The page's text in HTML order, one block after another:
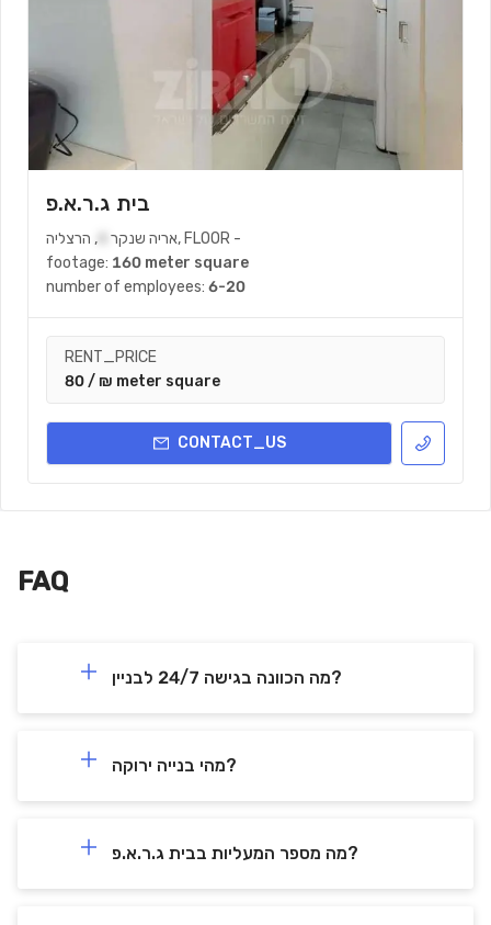
בית ג.ר.א.פ
אריה שנקר , הרצליה , FLOOR -
footage: 160 meter square
number of employees: 6-20
RENT_PRICE
80 / ₪ meter square
CONTACT_US
FAQ
מה הכוונה בגישה 24/7 לבניין?
מהי בנייה ירוקה?
מה מספר המעליות בבית ג.ר.א.פ?